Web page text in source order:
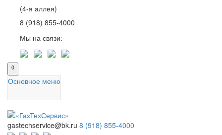
(4-я аллея)
8 (918) 855-4000
Мы на связи:
0
Основное меню
gastechservice@bk.ru 8 (918) 855-4000